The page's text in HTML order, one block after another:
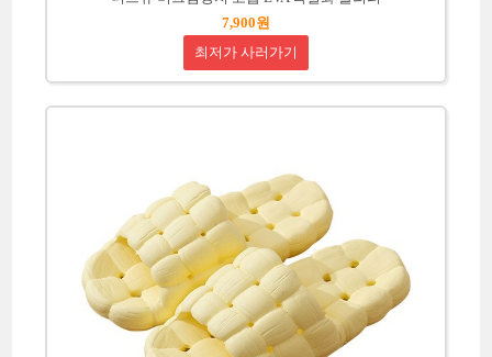
7,900원
최저가 사러가기